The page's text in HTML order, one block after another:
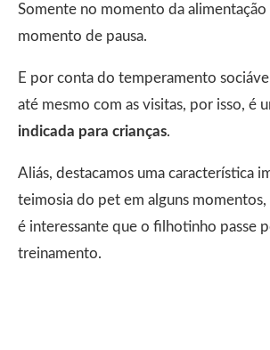
Somente no momento da
momento de pausa.
E por conta do temperamento
até mesmo com as visitas, por isso, é
indicada para crianças.
Aliás, destacamos uma característica
teimosia do pet em alguns momentos,
é interessante que o filhotinho passe
treinamento.